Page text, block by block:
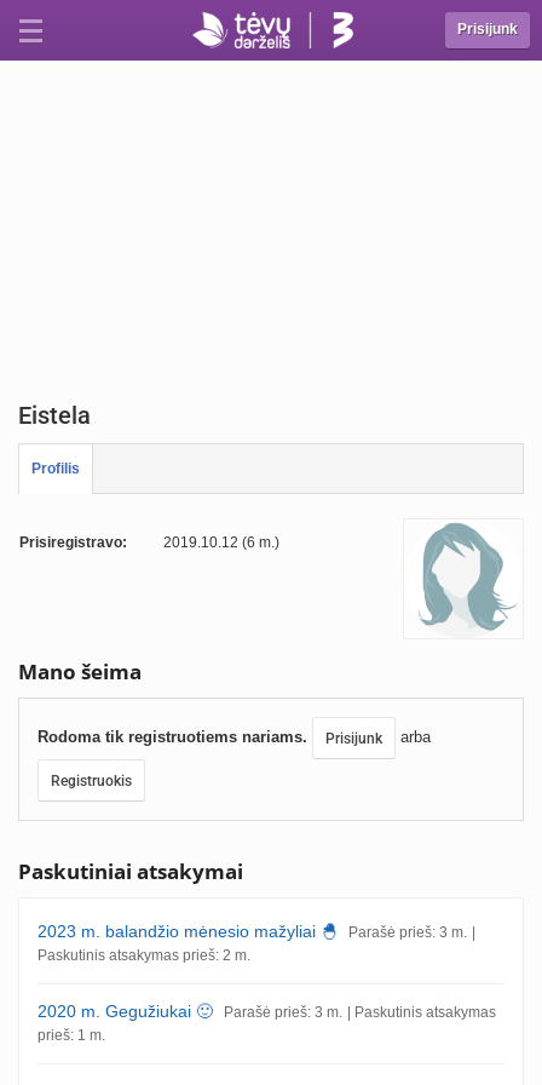
Prisijunk
Eistela
Profilis
Prisiregistravo: 2019.10.12 (6 m.)
Mano šeima
Rodoma tik registruotiems nariams. Prisijunk arba
Registruokis
Paskutiniai atsakymai
2023 m. balandžio mėnesio mažyliai 🐣 Parašė prieš: 3 m.
Paskutinis atsakymas prieš: 2 m.
2020 m. Gegužiukai 🙂 Parašė prieš: 3 m. | Paskutinis atsakymas
prieš: 1 m.